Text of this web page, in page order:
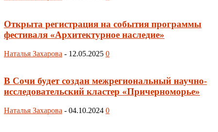
Открыта регистрация на события программы
фестиваля «Архитектурное наследие»
Наталья Захарова - 12.05.2025 0
В Сочи будет создан межрегиональный научно-
исследовательский кластер «Причерноморье»
Наталья Захарова - 04.10.2024 0